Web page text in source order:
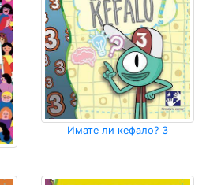
Имате ли кефало? 3